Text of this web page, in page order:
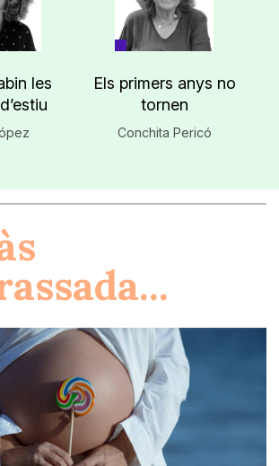
les
Els primers anys no
tornen
Conchita Pericó